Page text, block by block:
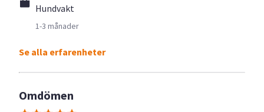
Hundvakt
1-3 månader
Se alla erfarenheter
Omdömen